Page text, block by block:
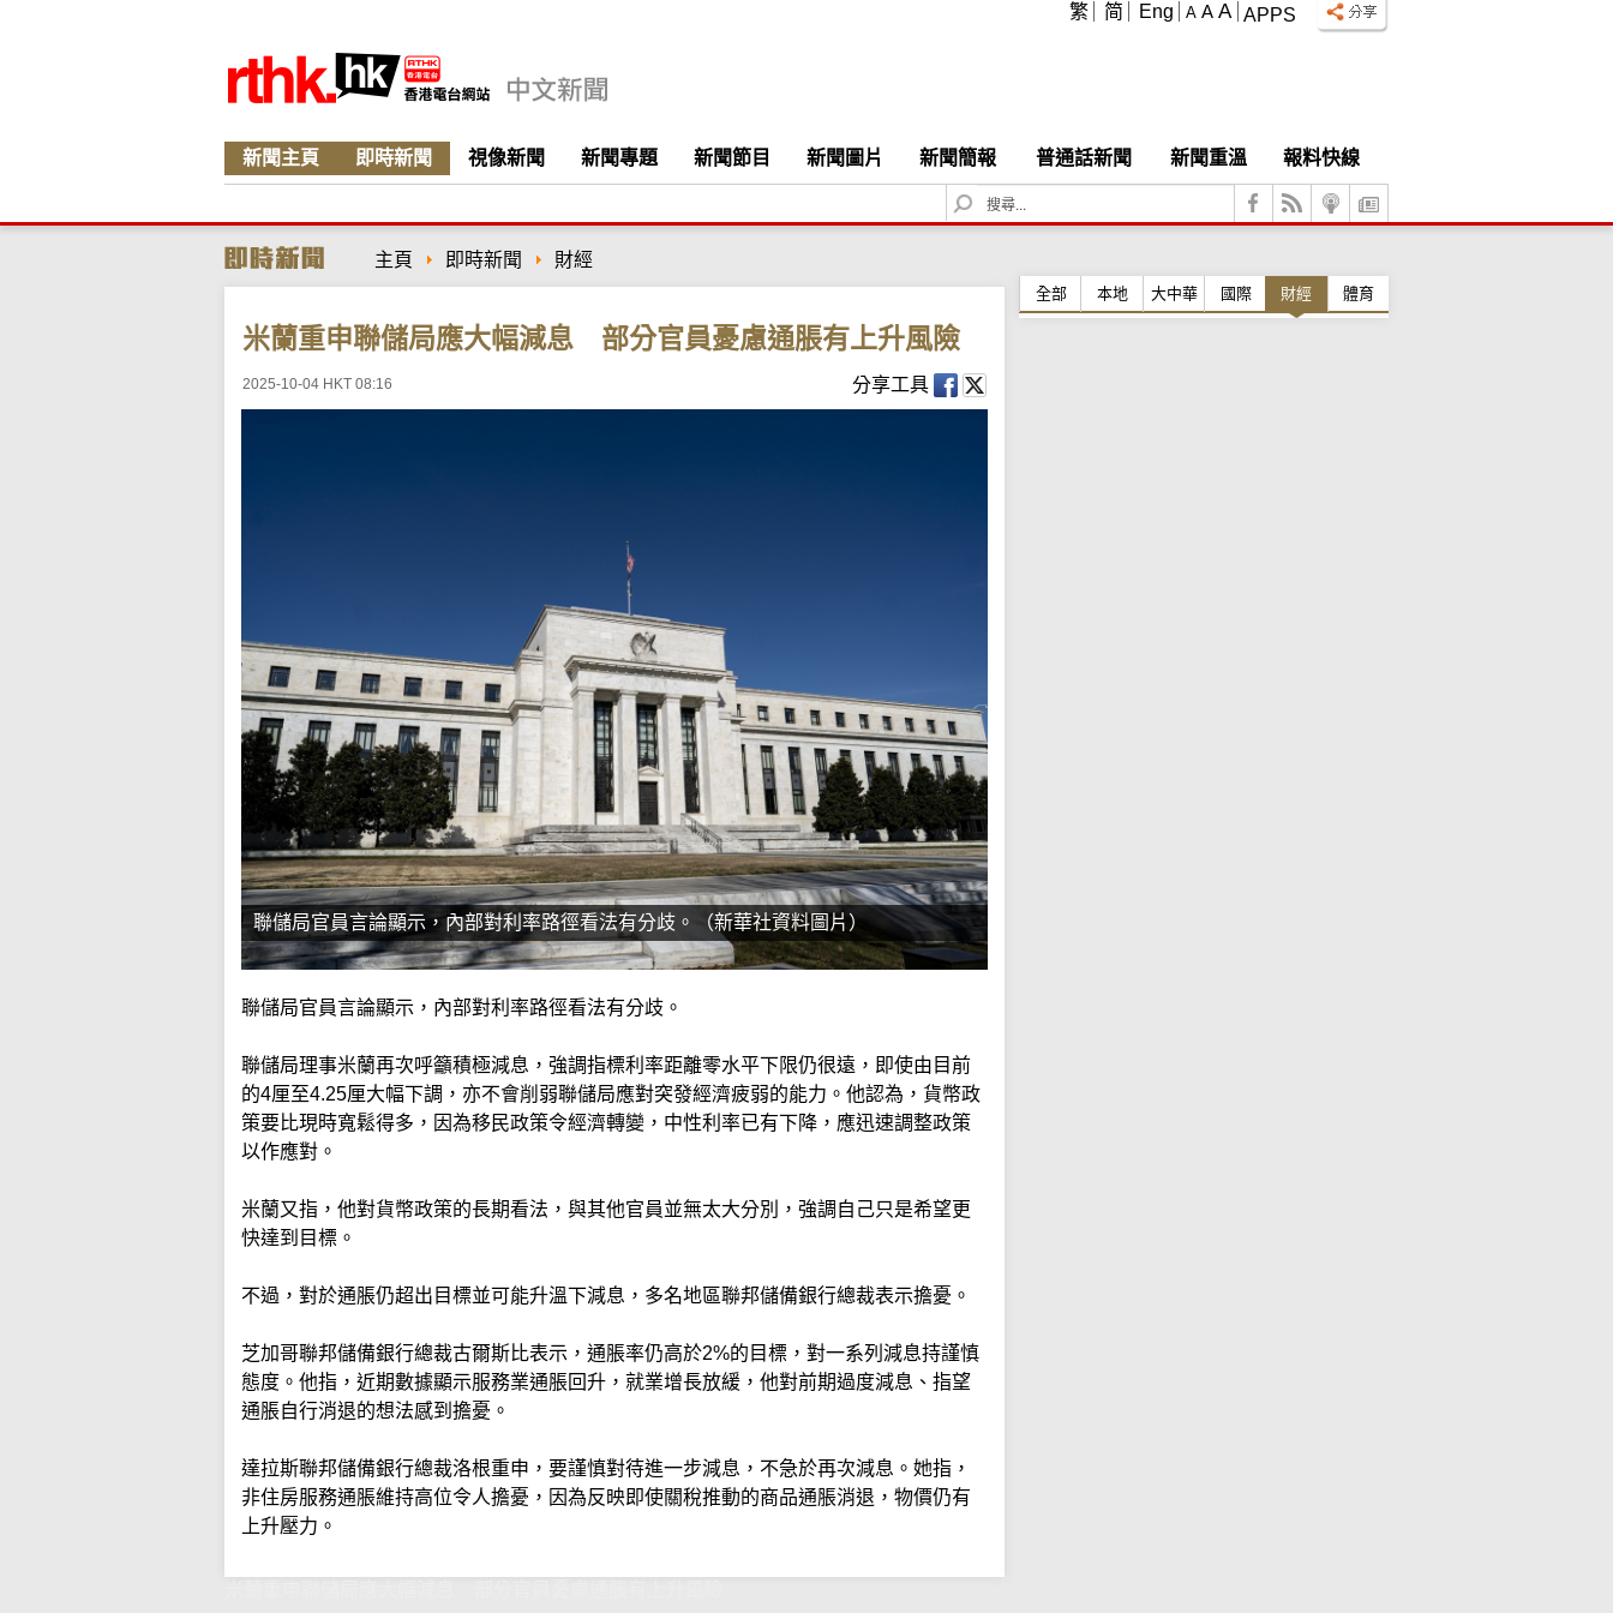
APPS
A A A
繁 简 Eng
新聞主頁 即時新聞 視像新聞 新聞專題 新聞節目 新聞圖片 新聞簡報 普通話新聞 新聞重溫
報料快線
S
e
c
主頁 即時新聞 財經
米蘭重申聯儲局應大幅減息 部分官員憂慮通脹有上升風險
2025-10-04 HKT 08:16 分享工具
聯儲局官員言論顯示，內部對利率路徑看法有分歧。（新華社資料圖片）
聯儲局官員言論顯示，內部對利率路徑看法有分歧。
聯儲局理事米蘭再次呼籲積極減息，強調指標利率距離零水平下限仍很遠，即使由目前
的4厘至4.25厘大幅下調，亦不會削弱聯儲局應對突發經濟疲弱的能力。他認為，貨幣政
策要比現時寬鬆得多，因為移民政策令經濟轉變，中性利率已有下降，應迅速調整政策
以作應對。
米蘭又指，他對貨幣政策的長期看法，與其他官員並無太大分別，強調自己只是希望更
快達到目標。
不過，對於通脹仍超出目標並可能升溫下減息，多名地區聯邦儲備銀行總裁表示擔憂。
芝加哥聯邦儲備銀行總裁古爾斯比表示，通脹率仍高於2%的目標，對一系列減息持謹慎
態度。他指，近期數據顯示服務業通脹回升，就業增長放緩，他對前期過度減息、指望
通脹自行消退的想法感到擔憂。
達拉斯聯邦儲備銀行總裁洛根重申，要謹慎對待進一步減息，不急於再次減息。她指，
非住房服務通脹維持高位令人擔憂，因為反映即使關稅推動的商品通脹消退，物價仍有
上升壓力。
全部 本地 大中華 國際 財經 體育